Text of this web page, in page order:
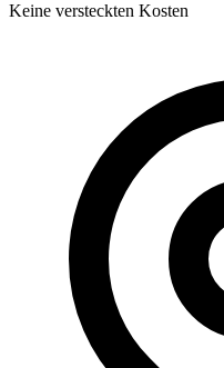
Keine versteckten Kosten